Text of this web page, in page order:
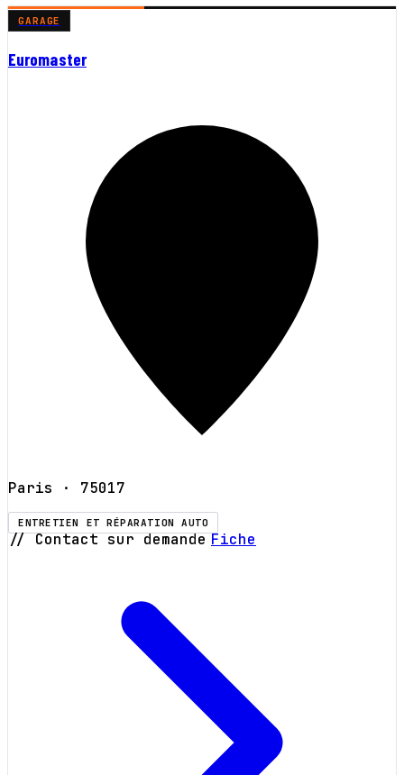
GARAGE
Euromaster
Paris · 75017
ENTRETIEN ET RÉPARATION AUTO
// Contact sur demande Fiche